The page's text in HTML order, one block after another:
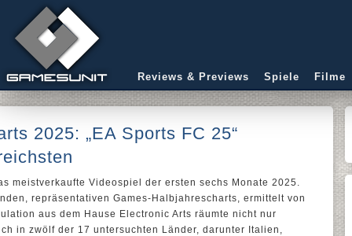
Reviews & Previews Spiele Filme
2025: „EA Sports FC 25“
meistverkaufte Videospiel der ersten sechs Monate 2025.
repräsentativen Games-Halbjahrescharts, ermittelt von
aus dem Hause Electronic Arts räumte nicht nur
in zwölf der 17 untersuchten Länder, darunter Italien,